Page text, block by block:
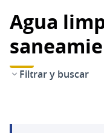
Agua
Filtrar y buscar